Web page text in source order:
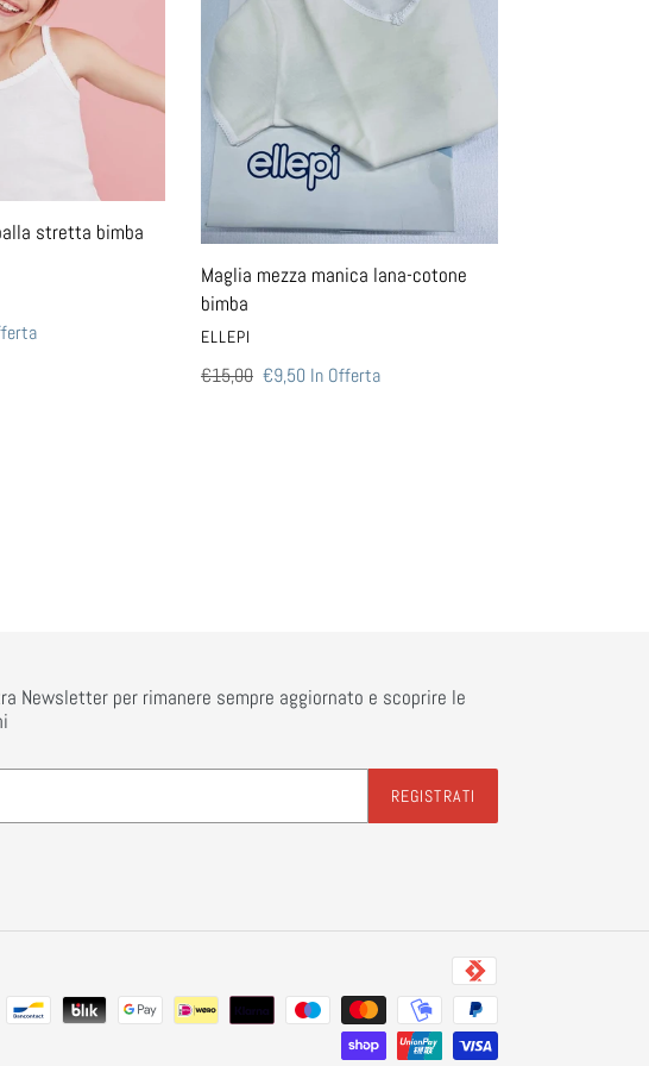
stretta bimba
Maglia mezza manica lana-cotone
bimba
VENDITORE
ELLEPI
Prezzo
€15,00 Prezzo
€9,50 In Offerta
Newsletter per rimanere sempre aggiornato e scoprire le
REGISTRATI